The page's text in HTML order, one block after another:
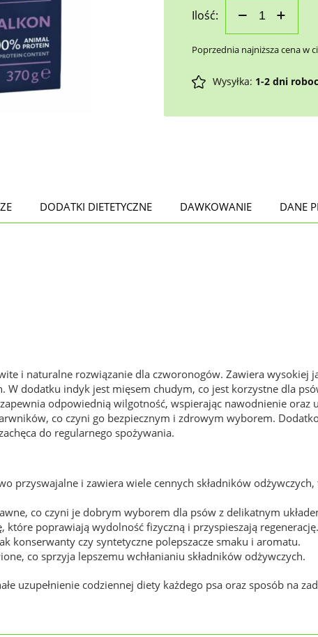
Ilość:
Poprzednia najniższa cena w
Wysyłka: 1-2 dni
DODATKI DIETETYCZNE DAWKOWANIE DANE
i naturalne rozwiązanie dla czworonogów. Zawiera wysokiej
W dodatku indyk jest mięsem chudym, co jest korzystne dla
odpowiednią wilgotność, wspierając nawodnienie
co czyni go bezpiecznym i zdrowym wyborem.
do regularnego spożywania.
przyswajalne i zawiera wiele cennych składników
co czyni je dobrym wyborem dla psów z delikatnym
które poprawiają wydolność fizyczną i przyspieszają regenerację.
konserwanty czy syntetyczne polepszacze smaku i aromatu.
co sprzyja lepszemu wchłanianiu składników odżywczych.
uzupełnienie codziennej diety każdego psa oraz sposób na